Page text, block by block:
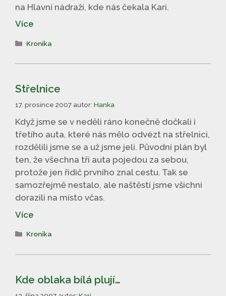
na Hlavní nádraží, kde nás čekala Kari.
Více
Rubriky
Kronika
Střelnice
17. prosince 2007 autor: Hanka
Když jsme se v neděli ráno konečně dočkali i
třetího auta, které nás mělo odvézt na střelnici,
rozdělili jsme se a už jsme jeli. Původní plán byl
ten, že všechna tři auta pojedou za sebou,
protože jen řidič prvního znal cestu. Tak se
samozřejmě nestalo, ale naštěstí jsme všichni
dorazili na místo včas.
Více
Rubriky
Kronika
Kde oblaka bílá plují…